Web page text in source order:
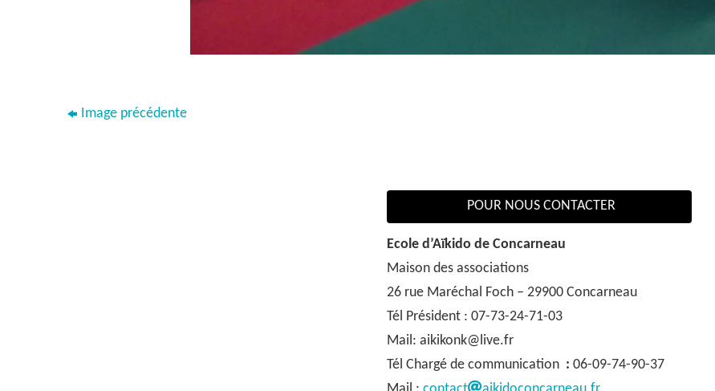
Image précédente
POUR NOUS CONTACTER
Ecole d’Aïkido de Concarneau
Maison des associations
26 rue Maréchal Foch – 29900 Concarneau
Tél Président : 07-73-24-71-03
Mail: aikikonk@live.fr
Tél Chargé de communication : 06-09-74-90-37